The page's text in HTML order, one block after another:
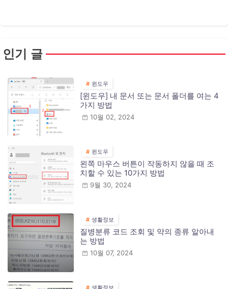
인기 글
윈도우
[윈도우] 내 문서 또는 문서 폴더를 여는 4
가지 방법
10월 02, 2024
윈도우
왼쪽 마우스 버튼이 작동하지 않을 때 조
치할 수 있는 10가지 방법
9월 30, 2024
생활정보
질병분류 코드 조회 및 약의 종류 알아내
는 방법
10월 07, 2024
생활정보